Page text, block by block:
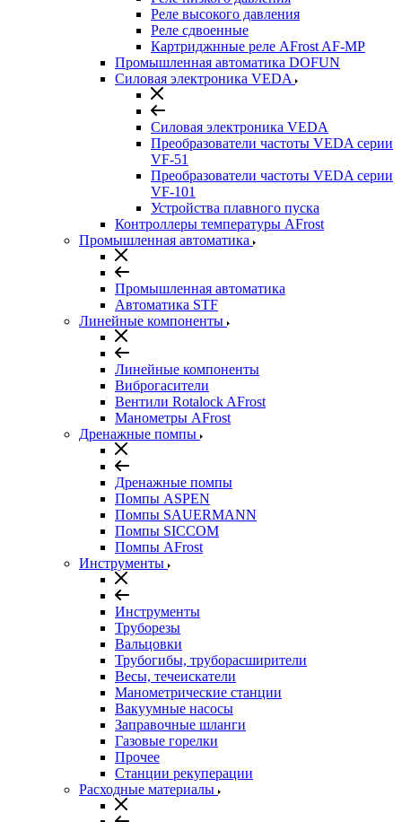
Реле высокого давления
Реле сдвоенные
Картриджнные реле AFrost AF-MP
Промышленная автоматика DOFUN
Силовая электроника VEDA
Силовая электроника VEDA
Преобразователи частоты VEDA серии
VF-51
Преобразователи частоты VEDA серии
VF-101
Устройства плавного пуска
Контроллеры температуры AFrost
Промышленная автоматика
Промышленная автоматика
Автоматика STF
Линейные компоненты
Линейные компоненты
Виброгасители
Вентили Rotalock AFrost
Манометры AFrost
Дренажные помпы
Дренажные помпы
Помпы ASPEN
Помпы SAUERMANN
Помпы SICCOM
Помпы AFrost
Инструменты
Инструменты
Труборезы
Вальцовки
Трубогибы, труборасширители
Весы, течеискатели
Манометрические станции
Вакуумные насосы
Заправочные шланги
Газовые горелки
Прочее
Станции рекуперации
Расходные материалы